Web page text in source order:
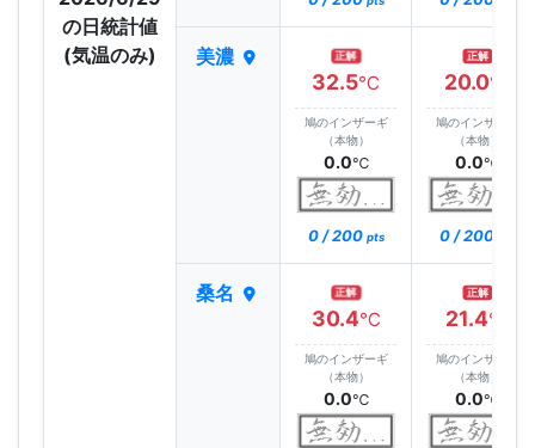
の日統計値
(気温のみ)
美濃 正解
32.5℃
鳩のインザーギ
（本物）
0.0℃
0 / 200 pts
正解
20.0℃
鳩のインザーギ
（本物）
0.0℃
0 / 200
桑名 正解
30.4℃
鳩のインザーギ
（本物）
0.0℃
正解
21.4℃
鳩のインザーギ
（本物）
0.0℃